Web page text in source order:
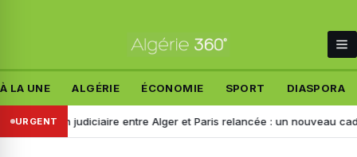
À LA UNE ALGÉRIE ÉCONOMIE SPORT DIASPORA
URGENTjudiciaire entre Alger et Paris relancée : un nouveau cadre